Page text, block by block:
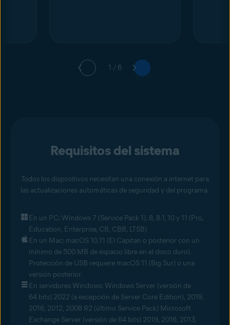
1 / 6
Requisitos del sistema
Todos los dispositivos necesitan una conexión a internet para
las actualizaciones automáticas de seguridad y del programa.
En un PC: Windows 7 (Service Pack 1), 8, 8.1, 10 y 11 (Pro,
Education, Enterprise, CB, CBB, LTSB)
En un Mac: macOS 10.11 (El Capitan o posterior con un
mínimo de 500 MB de espacio libre en el disco duro).
Protección de USB requiere macOS 11 (Big Sur) o una
versión posterior.
En servidores Windows: Windows Server (versión de
64 bits) 2022 (a excepción de Server Core Edition), 2019,
2016, 2012, 2008 R2 (último Service Pack) Microsoft
Exchange Server (versión de 64 bits) 2019, 2016, 2013,